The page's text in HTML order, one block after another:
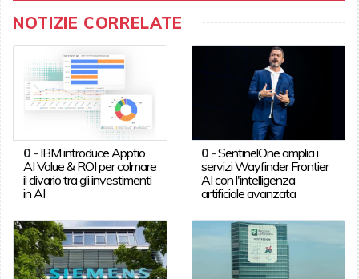
NOTIZIE CORRELATE
0- IBM introduce Apptio
AI Value & ROI per colmare
il divario tra gli investimenti
in AI
0 -SentinelOne amplia i
servizi Wayfinder Frontier
AI con l'intelligenza
artificiale avanzata